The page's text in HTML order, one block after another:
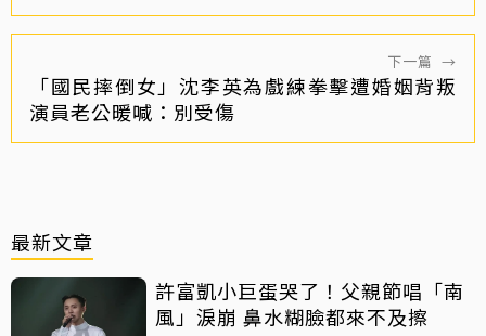
下一篇 →
「國民摔倒女」沈李英為戲練拳擊遭婚姻背叛
演員老公暖喊：別受傷
最新文章
許富凱小巨蛋哭了！父親節唱「南
風」淚崩 鼻水糊臉都來不及擦